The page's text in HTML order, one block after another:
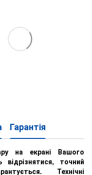
Гарантія
на екрані Вашого
точний
Технічні